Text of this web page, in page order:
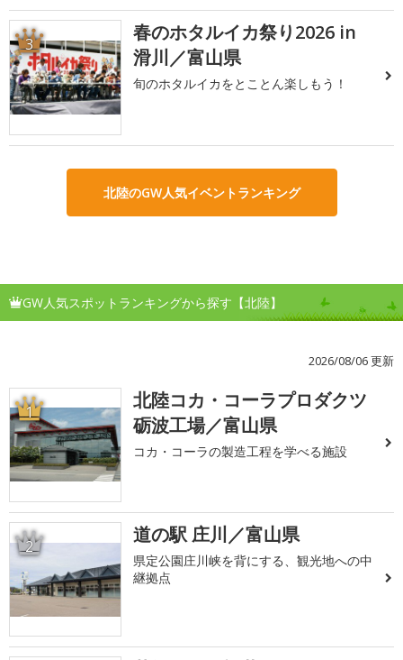
3
春のホタルイカ祭り2026 in
滑川／富山県
旬のホタルイカをとことん楽しもう！
北陸のGW人気イベントランキング
GW人気スポットランキングから探す【北陸】
2026/08/06 更新
1
北陸コカ・コーラプロダクツ
砺波工場／富山県
コカ・コーラの製造工程を学べる施設
2 道の駅 庄川／富山県
県定公園庄川峡を背にする、観光地への中
継拠点